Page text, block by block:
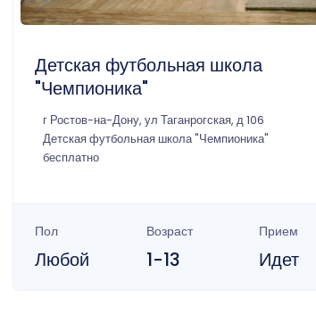
Детская футбольная школа
"Чемпионика"
г Ростов-на-Дону, ул Таганрогская, д 106
Детская футбольная школа "Чемпионика"
бесплатно
Пол
Любой
Возраст
1-13
Прием
Идет